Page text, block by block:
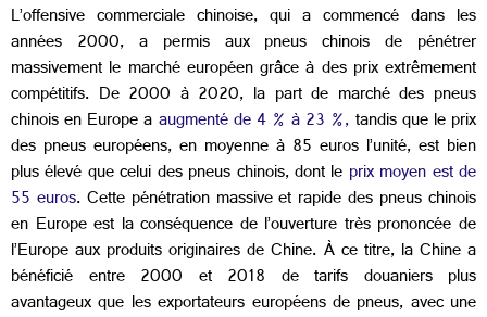
L’offensive commerciale chinoise, qui a commencé dans les
années 2000, a permis aux pneus chinois de pénétrer
massivement le marché européen grâce à des prix extrêmement
compétitifs. De 2000 à 2020, la part de marché des pneus
chinois en Europe aaugmenté de 4 % à 23 %, tandis que le prix
des pneus européens, en moyenne à 85 euros l’unité, est bien
plus élevé que celui des pneus chinois, dont le prix moyen est de
55 euros.Cette pénétration massive et rapide des pneus chinois
en Europe est la conséquence de l’ouverture très prononcée de
l’Europe aux produits originaires de Chine. À ce titre, la Chine a
bénéficié entre 2000 et 2018 de tarifs douaniers plus
avantageux que les exportateurs européens de pneus, avec une